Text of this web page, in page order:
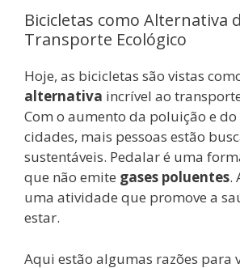
Bicicletas como Alternativa
Transporte Ecológico
Hoje, as bicicletas são vistas
alternativa incrível ao
Com o aumento da poluição e
cidades, mais pessoas estão
sustentáveis. Pedalar é uma
que não emite gases poluentes.
uma atividade que promove a
estar.
Aqui estão algumas razões para